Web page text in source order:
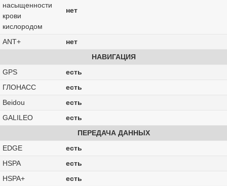
насыщенности
крови
кислородом
нет
ANT+
нет
НАВИГАЦИЯ
GPS
есть
ГЛОНАСС
есть
Beidou
есть
GALILEO
есть
ПЕРЕДАЧА ДАННЫХ
EDGE
есть
HSPA
есть
HSPA+
есть